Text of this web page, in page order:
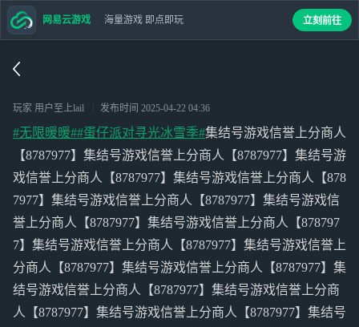
玩家 用户至上lail 发布时间 2025-04-22 04:36
#无限暖暖##蛋仔派对寻光冰雪季#集结号游戏信誉上分商人
【8787977】集结号游戏信誉上分商人【8787977】集结号游
戏信誉上分商人【8787977】集结号游戏信誉上分商人【878
7977】集结号游戏信誉上分商人【8787977】集结号游戏信
誉上分商人【8787977】集结号游戏信誉上分商人【878797
7】集结号游戏信誉上分商人【8787977】集结号游戏信誉上
分商人【8787977】集结号游戏信誉上分商人【8787977】集
结号游戏信誉上分商人【8787977】集结号游戏信誉上分商
人【8787977】集结号游戏信誉上分商人【8787977】集结号
网易云游戏 海量游戏 即点即玩 立刻前往